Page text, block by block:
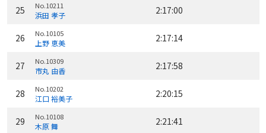
25 No.10211
浜田 孝子 2:17:00
26 No.10105
上野 恵美 2:17:14
27 No.10309
市丸 由香 2:17:58
28 No.10202
江口 裕美子 2:20:15
29 No.10108
木原 舞 2:21:41